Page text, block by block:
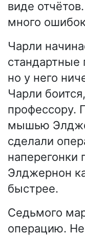
виде
много
Чарли
стандартные
но у него
Чарли
профессору.
мышью
сделали
наперегонки
Элджернон
быстрее.
Седьмого
операцию.